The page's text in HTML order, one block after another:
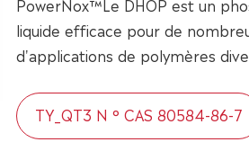
liquide efficace pour de
d'applications de polymères
TY_QT3 N ° CAS 80584-86-7